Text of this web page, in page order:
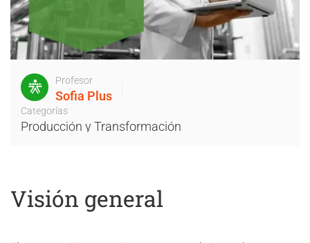
Profesor
Sofia Plus
Categorías
Producción y Transformación
Visión general